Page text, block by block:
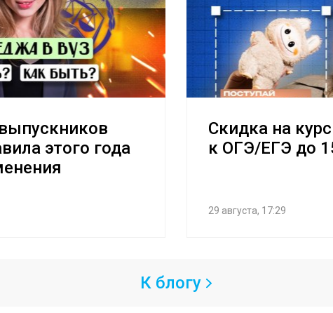
этого года
Скидка на
к ОГЭ/ЕГЭ до
29 августа, 17:29
К блогу